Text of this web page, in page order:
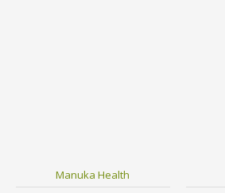
Manuka Health